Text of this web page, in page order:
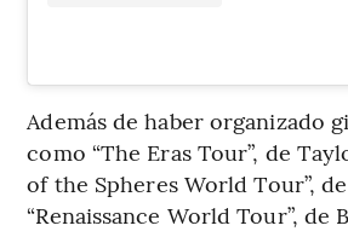
Además de haber organizado
como “The Eras Tour”, de
of the Spheres World Tour”,
“Renaissance World Tour”, de